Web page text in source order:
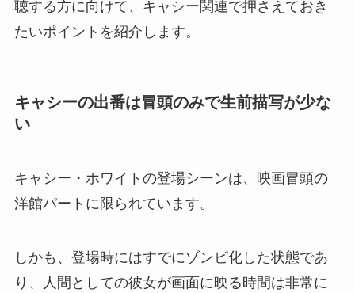
聴する方に向けて、キャシー関連で押さえておき
たいポイントを紹介します。
キャシーの出番は冒頭のみで生前描写が少な
い
キャシー・ホワイトの登場シーンは、映画冒頭の
洋館パートに限られています。
しかも、登場時にはすでにゾンビ化した状態であ
り、人間としての彼女が画面に映る時間は非常に